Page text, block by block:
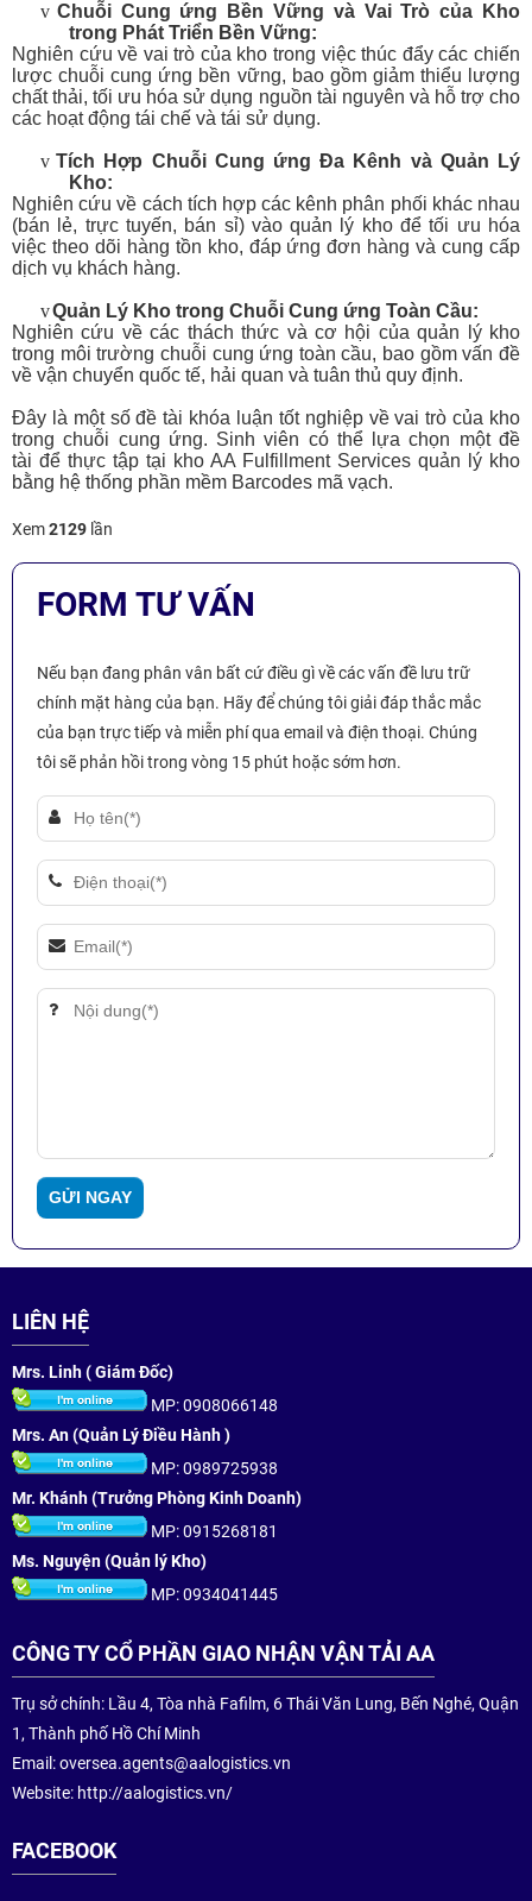
v Chuỗi Cung ứng Bền Vững và Vai Trò của Kho
trong Phát Triển Bền Vững:
Nghiên cứu về vai trò của kho trong việc thúc đẩy các chiến
lược chuỗi cung ứng bền vững, bao gồm giảm thiểu lượng
chất thải, tối ưu hóa sử dụng nguồn tài nguyên và hỗ trợ cho
các hoạt động tái chế và tái sử dụng.
v Tích Hợp Chuỗi Cung ứng Đa Kênh và Quản Lý
Kho:
Nghiên cứu về cách tích hợp các kênh phân phối khác nhau
(bán lẻ, trực tuyến, bán sỉ) vào quản lý kho để tối ưu hóa
việc theo dõi hàng tồn kho, đáp ứng đơn hàng và cung cấp
dịch vụ khách hàng.
vQuản Lý Kho trong Chuỗi Cung ứng Toàn Cầu:
Nghiên cứu về các thách thức và cơ hội của quản lý kho
trong môi trường chuỗi cung ứng toàn cầu, bao gồm vấn đề
về vận chuyển quốc tế, hải quan và tuân thủ quy định.
Đây là một số đề tài khóa luận tốt nghiệp về vai trò của kho
trong chuỗi cung ứng. Sinh viên có thể lựa chọn một đề
tài để thực tập tại kho AA Fulfillment Services quản lý kho
bằng hệ thống phần mềm Barcodes mã vạch.
Xem2129 lần
FORM TƯ VẤN
Nếu bạn đang phân vân bất cứ điều gì về các vấn đề lưu trữ
chính mặt hàng của bạn. Hãy để chúng tôi giải đáp thắc mắc
của bạn trực tiếp và miễn phí qua email và điện thoại. Chúng
tôi sẽ phản hồi trong vòng 15 phút hoặc sớm hơn.
LIÊN HỆ
Mrs. Linh ( Giám Đốc)
MP: 0908066148
Mrs. An (Quản Lý Điều Hành )
MP: 0989725938
Mr. Khánh (Trưởng Phòng Kinh Doanh)
MP: 0915268181
Ms. Nguyện (Quản lý Kho)
MP: 0934041445
CÔNG TY CỔ PHẦN GIAO NHẬN VẬN TẢI AA
Trụ sở chính: Lầu 4, Tòa nhà Fafilm, 6 Thái Văn Lung, Bến Nghé, Quận
1, Thành phố Hồ Chí Minh
Email:oversea.agents@aalogistics.vn
Website: http://aalogistics.vn/
FACEBOOK